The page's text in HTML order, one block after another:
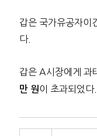
갑은 국가유공자이
다.
갑은 A시장에게 과
만 원 이 초과되었다.